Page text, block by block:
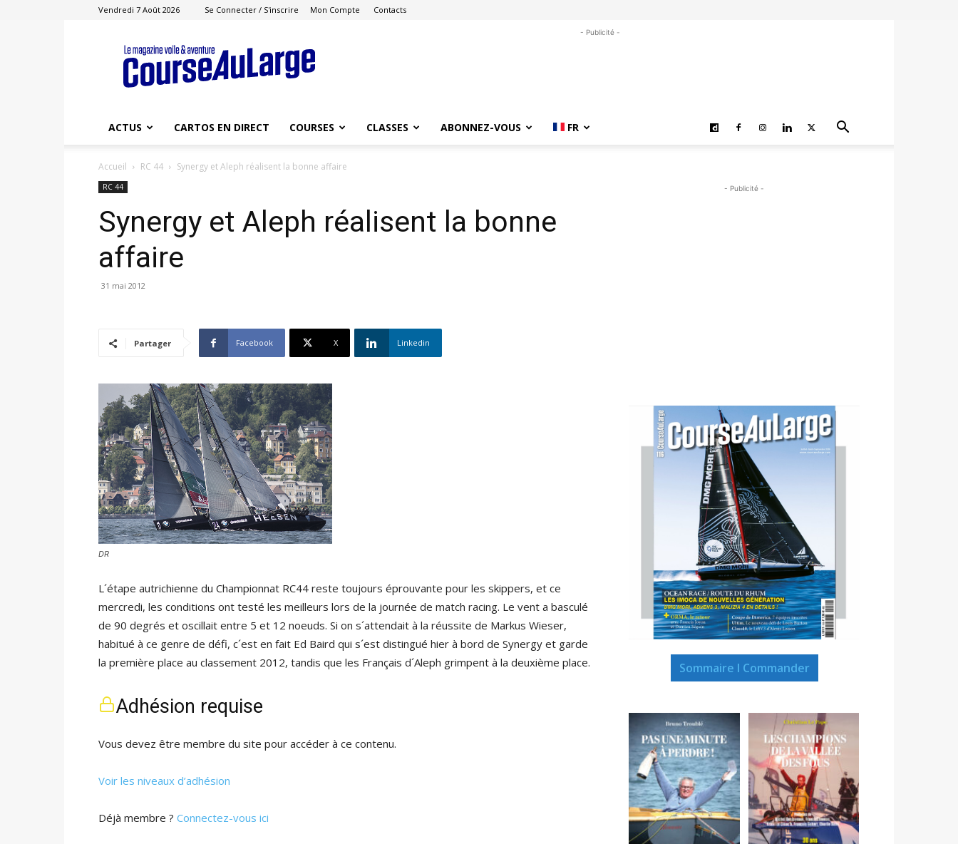
Vendredi 7 Août 2026 Se Connecter / S'inscrire Mon Compte Contacts
Course
au
Large
- Publicité -
ACTUS CARTOS EN DIRECT COURSES CLASSES ABONNEZ-VOUS FR
Accueil RC 44 Synergy et Aleph réalisent la bonne affaire
RC 44
Synergy et Aleph réalisent la bonne
affaire
31 mai 2012
Partager Facebook X Linkedin
DR
L´étape autrichienne du Championnat RC44 reste toujours éprouvante pour les skippers, et ce
mercredi, les conditions ont testé les meilleurs lors de la journée de match racing. Le vent a basculé
de 90 degrés et oscillait entre 5 et 12 noeuds. Si on s´attendait à la réussite de Markus Wieser,
habitué à ce genre de défi, c´est en fait Ed Baird qui s´est distingué hier à bord de Synergy et garde
la première place au classement 2012, tandis que les Français d´Aleph grimpent à la deuxième place.
Adhésion requise
Vous devez être membre du site pour accéder à ce contenu.
Voir les niveaux d’adhésion
Déjà membre ? Connectez-vous ici
- Publicité -
Sommaire I Commander